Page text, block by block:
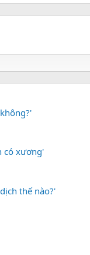
có xương'
thế nào?'